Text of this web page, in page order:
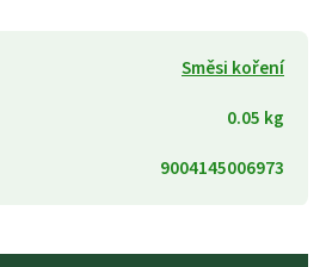
Směsi koření
0.05 kg
9004145006973